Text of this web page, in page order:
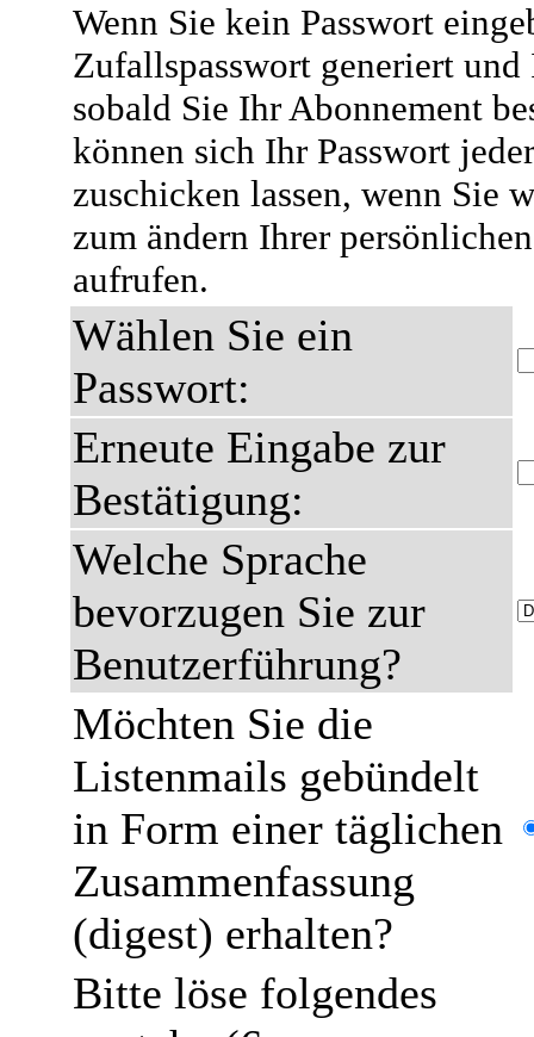
Wenn Sie kein Passwort
Zufallspasswort generiert
sobald Sie Ihr Abonnement
können sich Ihr Passwort
zuschicken lassen, wenn Sie
zum ändern Ihrer
aufrufen.
Wählen Sie ein
Passwort:
Erneute Eingabe zur
Bestätigung:
Welche Sprache
bevorzugen Sie zur
Benutzerführung?
Möchten Sie die
Listenmails gebündelt
in Form einer täglichen
Zusammenfassung
(digest) erhalten?
Bitte löse folgendes